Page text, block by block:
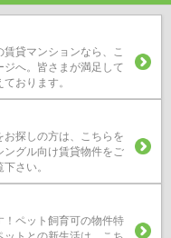
貸マンションなら、こ
へ。皆さまが満足して
おります。
探しの方は、こちらを
ングル向け賃貸物件をご
さい。
ペット飼育可の物件特